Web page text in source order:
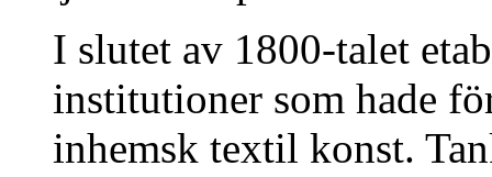
I slutet av 1800-talet
institutioner som hade
inhemsk textil konst.